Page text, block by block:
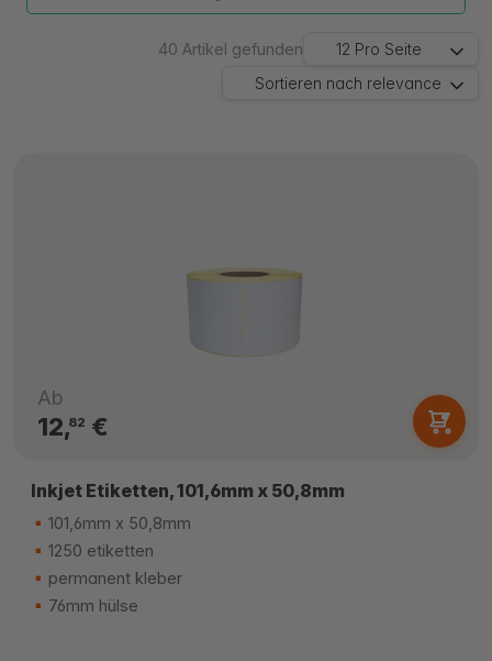
40 Artikel gefunden 12 Pro Seite
Sortieren nach relevance
Ab
12,82 €
Inkjet Etiketten, 101,6mm x 50,8mm
101,6mm x 50,8mm
1250 etiketten
permanent kleber
76mm hülse